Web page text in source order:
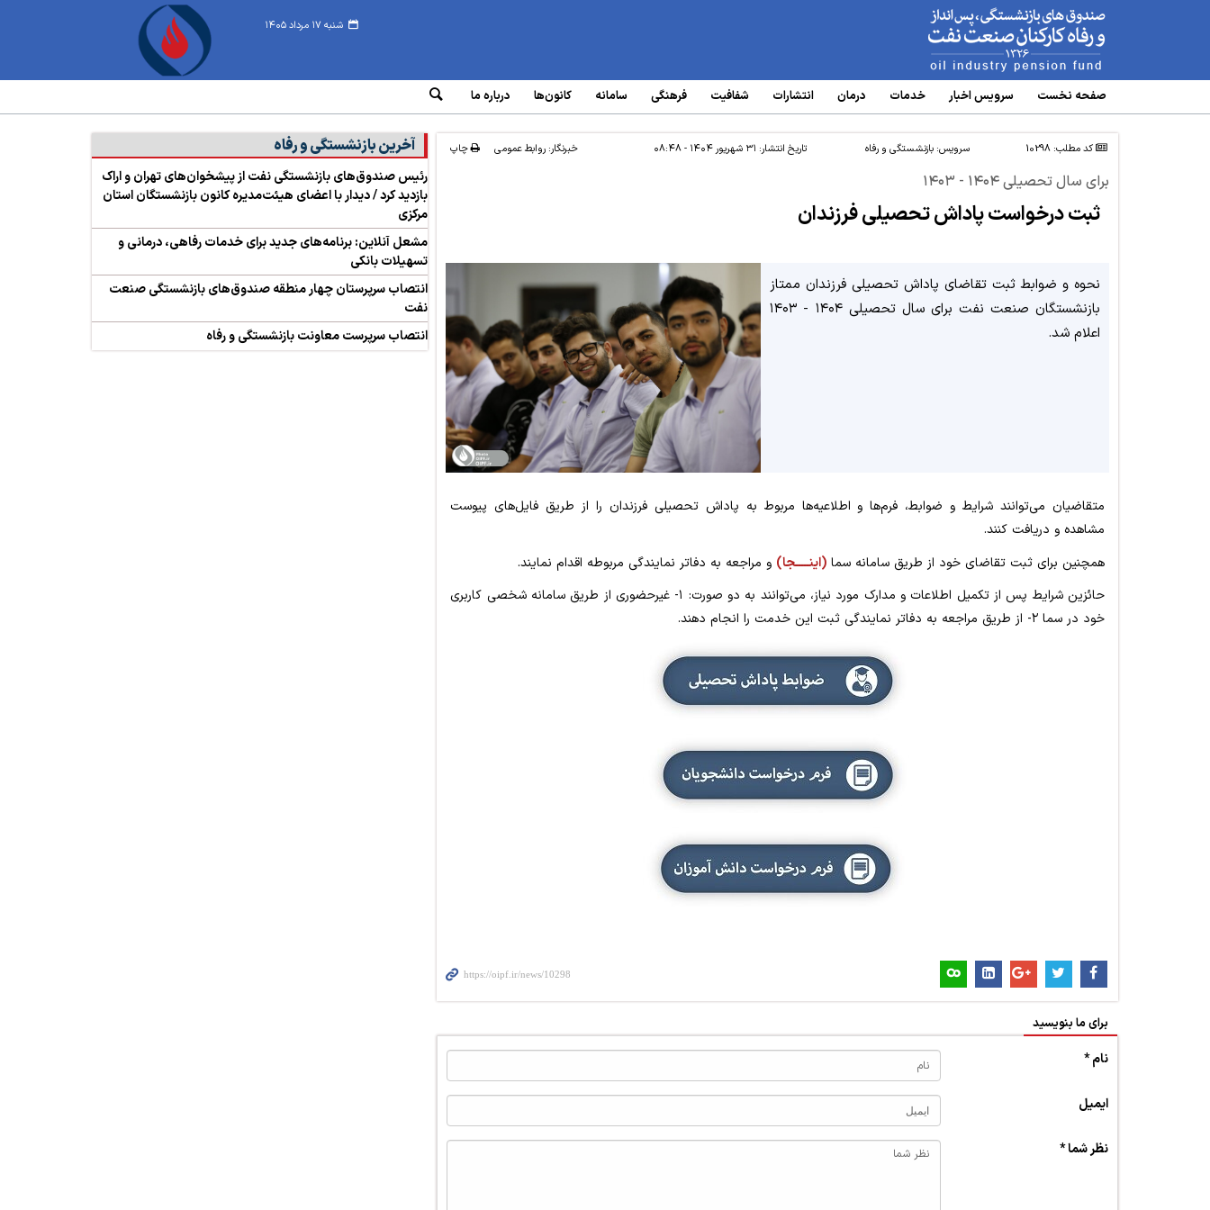
شنبه ۱۷ مرداد ۱۴۰۵ www.oipf.ir
صفحه نخست سرویس‌ اخبار خدمات درمان انتشارات شفافیت فرهنگی سامانه‌ کانون‌ها درباره ما
کد مطلب: 10298 سرویس: بازنشستگی و رفاه تاریخ انتشار: ۳۱ شهریور ۱۴۰۴ - ۰۸:۴۸ خبرنگار: روابط عمومی چاپ
برای سال تحصیلی ۱۴۰۴ - ۱۴۰۳
ثبت درخواست پاداش تحصیلی فرزندان
نحوه و ضوابط ثبت تقاضای پاداش تحصیلی فرزندان ممتاز
بازنشستگان صنعت نفت برای سال تحصیلی ۱۴۰۴ - ۱۴۰۳
اعلام شد.
متقاضیان می‌توانند شرایط و ضوابط، فرم‌ها و اطلاعیه‌ها مربوط به پاداش تحصیلی فرزندان را از طریق فایل‌های پیوست
مشاهده و دریافت کنند.
همچنین برای ثبت تقاضای خود از طریق سامانه سما (اینـــــجا) و مراجعه به دفاتر نمایندگی مربوطه اقدام نمایند.
حائزین شرایط پس از تکمیل اطلاعات و مدارک مورد نیاز، می‌توانند به دو صورت: ۱- غیرحضوری از طریق سامانه شخصی کاربری
خود در سما ۲- از طریق مراجعه به دفاتر نمایندگی ثبت این خدمت را انجام دهند.
برای ما بنویسید
نام *
ایمیل
نظر شما *
آخرین بازنشستگی و رفاه
رئیس صندوق‌های بازنشستگی نفت از پیشخوان‌های تهران و اراک
بازدید کرد / دیدار با اعضای هیئت‌مدیره کانون بازنشستگان استان
مرکزی
مشعل آنلاین: برنامه‌های جدید برای خدمات رفاهی، درمانی و
تسهیلات بانکی
انتصاب سرپرستان چهار منطقه صندوق‌های بازنشستگی صنعت
نفت
انتصاب سرپرست معاونت بازنشستگی و رفاه